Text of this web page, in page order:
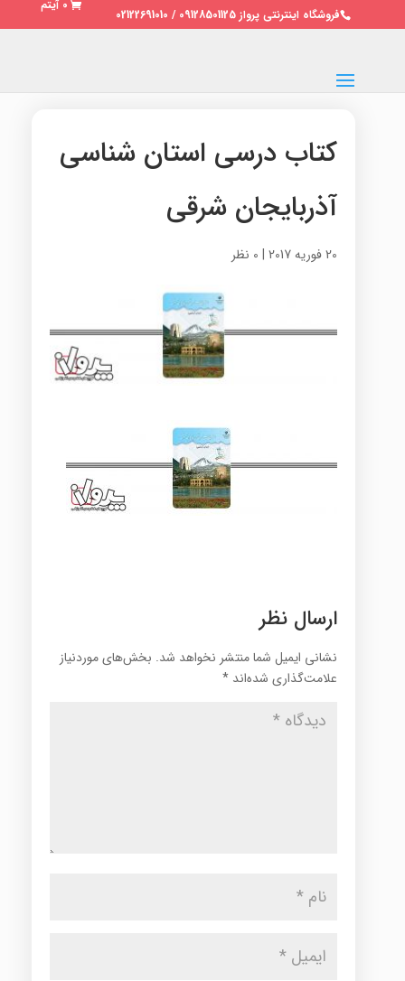
فروشگاه اینترنتی پرواز 09128501125 / 02122691010
0 آیتم
کتاب درسی استان شناسی
آذربایجان شرقی
20 فوریه 2017 | 0 نظر
ارسال نظر
نشانی ایمیل شما منتشر نخواهد شد. بخش‌های موردنیاز
علامت‌گذاری شده‌اند *